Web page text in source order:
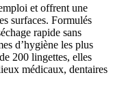
et offrent une
surfaces. Formulés
rapide sans
d’hygiène les plus
200 lingettes, elles
médicaux, dentaires